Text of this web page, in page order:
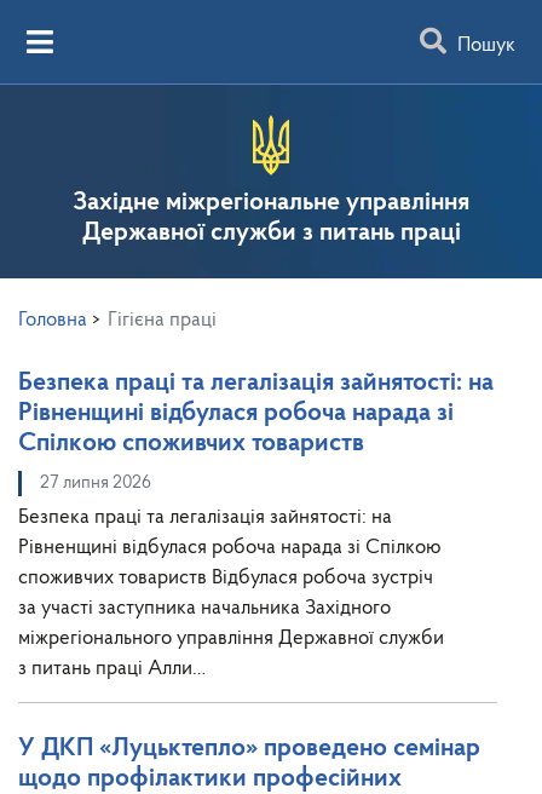
Пошук
Західне міжрегіональне управління
Державної служби з питань праці
Головна > Гігієна праці
Безпека праці та легалізація зайнятості: на
Рівненщині відбулася робоча нарада зі
Спілкою споживчих товариств
27 липня 2026
Безпека праці та легалізація зайнятості: на
Рівненщині відбулася робоча нарада зі Спілкою
споживчих товариств Відбулася робоча зустріч
за участі заступника начальника Західного
міжрегіонального управління Державної служби
з питань праці Алли…
У ДКП «Луцьктепло» проведено семінар
щодо профілактики професійних